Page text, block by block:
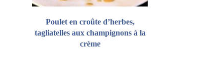
Poulet en croûte d’herbes,
tagliatelles aux champignons à la
crème